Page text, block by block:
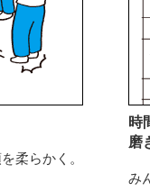
柔らかく。
時
磨
み